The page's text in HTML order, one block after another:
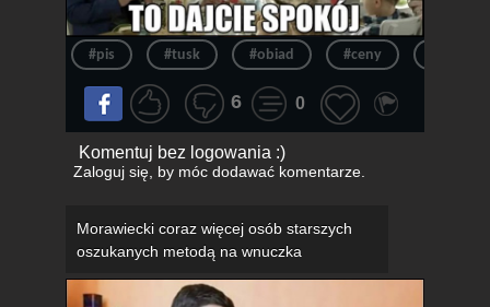
#pis #tusk #obiad #ceny
6 0
Komentuj bez logowania :)
Zaloguj się, by móc dodawać komentarze.
Morawiecki coraz więcej osób starszych
oszukanych metodą na wnuczka